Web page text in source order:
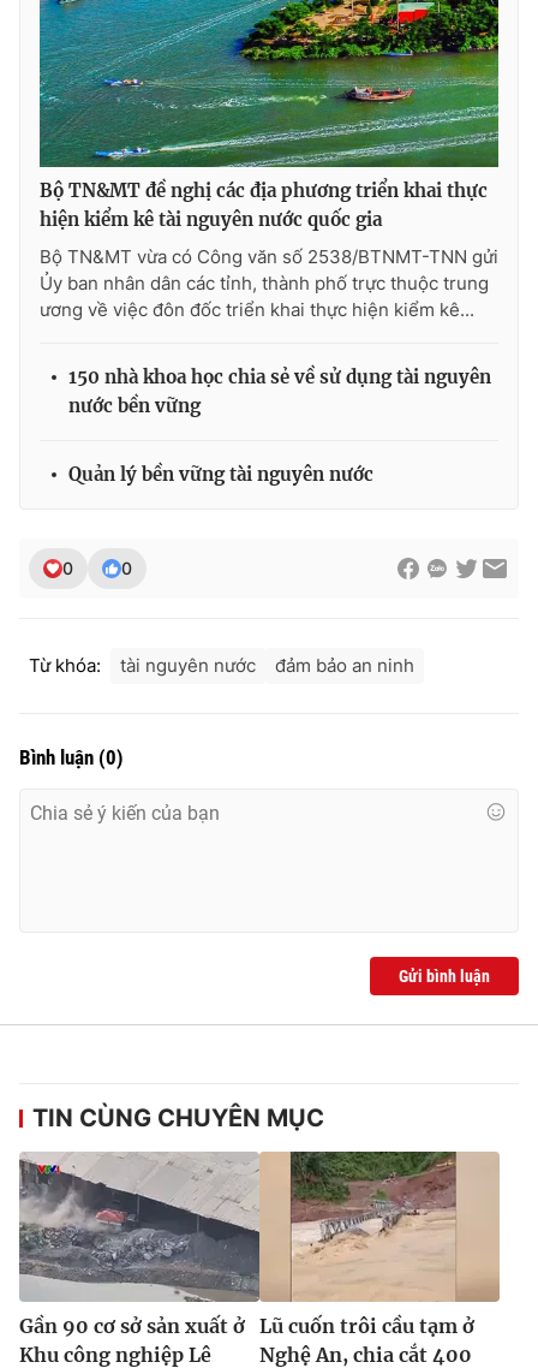
Ðiện thoại Thời báo VTV:024.66 897 897
Email:toasoan@vtv.vn
Liên hệ quảng cáo:024-7300.7108
® Cấm sao chép dưới mọi hình thức nếu không có sự chấp
thông tin từ website này.
Bộ TN&MT đề nghị các địa phương triển khai thực
hiện kiểm kê tài nguyên nước quốc gia
Bộ TN&MT vừa có Công văn số 2538/BTNMT-TNN gửi
Ủy ban nhân dân các tỉnh, thành phố trực thuộc trung
ương về việc đôn đốc triển khai thực hiện kiểm kê...
150 nhà khoa học chia sẻ về sử dụng tài nguyên
nước bền vững
Quản lý bền vững tài nguyên nước
0 0
Từ khóa: tài nguyên nước đảm bảo an ninh
Bình luận (0)
Gửi bình luận
TIN CÙNG CHUYÊN MỤC
Gần 90 cơ sở sản xuất ở
Khu công nghiệp Lê
Lũ cuốn trôi cầu tạm ở
Nghệ An, chia cắt 400